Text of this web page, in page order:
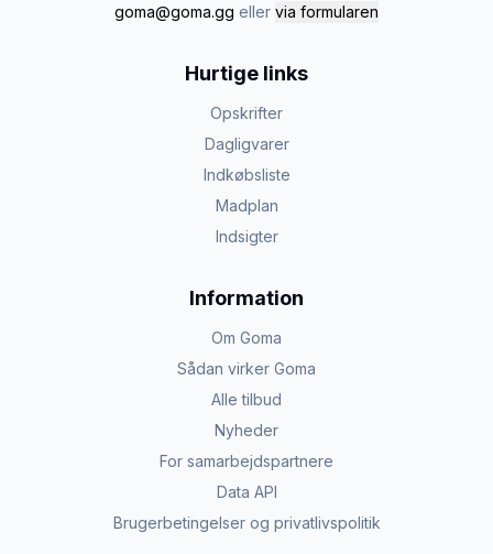
goma@goma.gg eller via formularen
Hurtige links
Opskrifter
Dagligvarer
Indkøbsliste
Madplan
Indsigter
Information
Om Goma
Sådan virker Goma
Alle tilbud
Nyheder
For samarbejdspartnere
Data API
Brugerbetingelser og privatlivspolitik